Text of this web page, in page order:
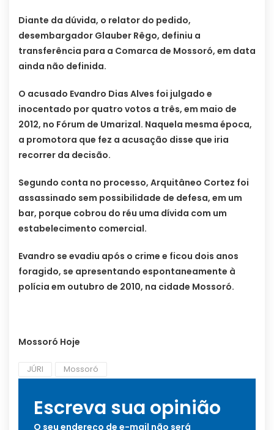
Diante da dúvida, o relator do pedido,
desembargador Glauber Rêgo, definiu a
transferência para a Comarca de Mossoró, em data
ainda não definida.
O acusado Evandro Dias Alves foi julgado e
inocentado por quatro votos a três, em maio de
2012, no Fórum de Umarizal. Naquela mesma época,
a promotora que fez a acusação disse que iria
recorrer da decisão.
Segundo conta no processo, Arquitâneo Cortez foi
assassinado sem possibilidade de defesa, em um
bar, porque cobrou do réu uma dívida com um
estabelecimento comercial.
Evandro se evadiu após o crime e ficou dois anos
foragido, se apresentando espontaneamente à
polícia em outubro de 2010, na cidade Mossoró.
Mossoró Hoje
JÚRI Mossoró
Escreva sua opinião
O seu endereço de e-mail não será